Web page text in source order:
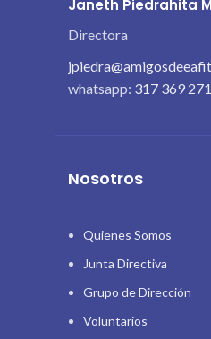
Janeth Piedrahita
Directora
whatsapp: 317 369
Nosotros
Quienes Somos
Junta Directiva
Grupo de Dirección
Voluntarios